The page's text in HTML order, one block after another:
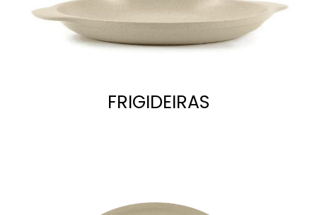
FRIGIDEIRAS